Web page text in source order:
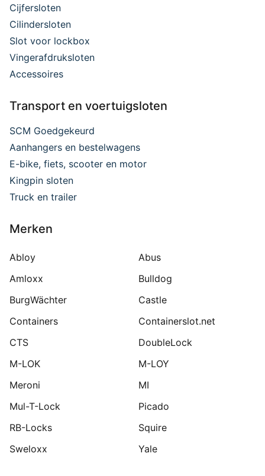
Cijfersloten
Cilindersloten
Slot voor lockbox
Vingerafdruksloten
Accessoires
Transport en voertuigsloten
SCM Goedgekeurd
Aanhangers en bestelwagens
E-bike, fiets, scooter en motor
Kingpin sloten
Truck en trailer
Merken
Abloy
Abus
Amloxx
Bulldog
BurgWächter
Castle
Containers
Containerslot.net
CTS
DoubleLock
M-LOK
M-LOY
Meroni
MI
Mul-T-Lock
Picado
RB-Locks
Squire
Sweloxx
Yale